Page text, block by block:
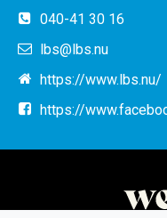
040-41 30 16
lbs@lbs.nu
https://www.lbs.nu/
https://